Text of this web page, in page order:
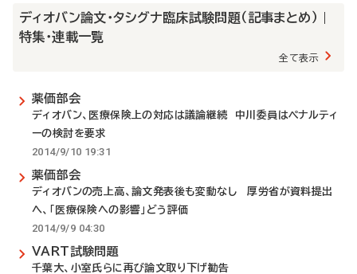
ディオバン論文・タシグナ臨床試験問題（記事まとめ） |
特集・連載一覧
全て表示
薬価部会
ディオバン、医療保険上の対応は議論継続 中川委員はペナルティ
ーの検討を要求
2014/9/10 19:31
薬価部会
ディオバンの売上高、論文発表後も変動なし 厚労省が資料提出
へ、「医療保険への影響」どう評価
2014/9/9 04:30
VART試験問題
千葉大、小室氏らに再び論文取り下げ勧告